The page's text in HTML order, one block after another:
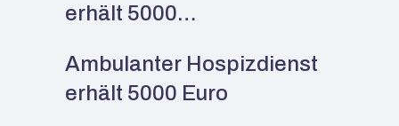
erhält 5000…
Ambulanter Hospizdienst
erhält 5000 Euro